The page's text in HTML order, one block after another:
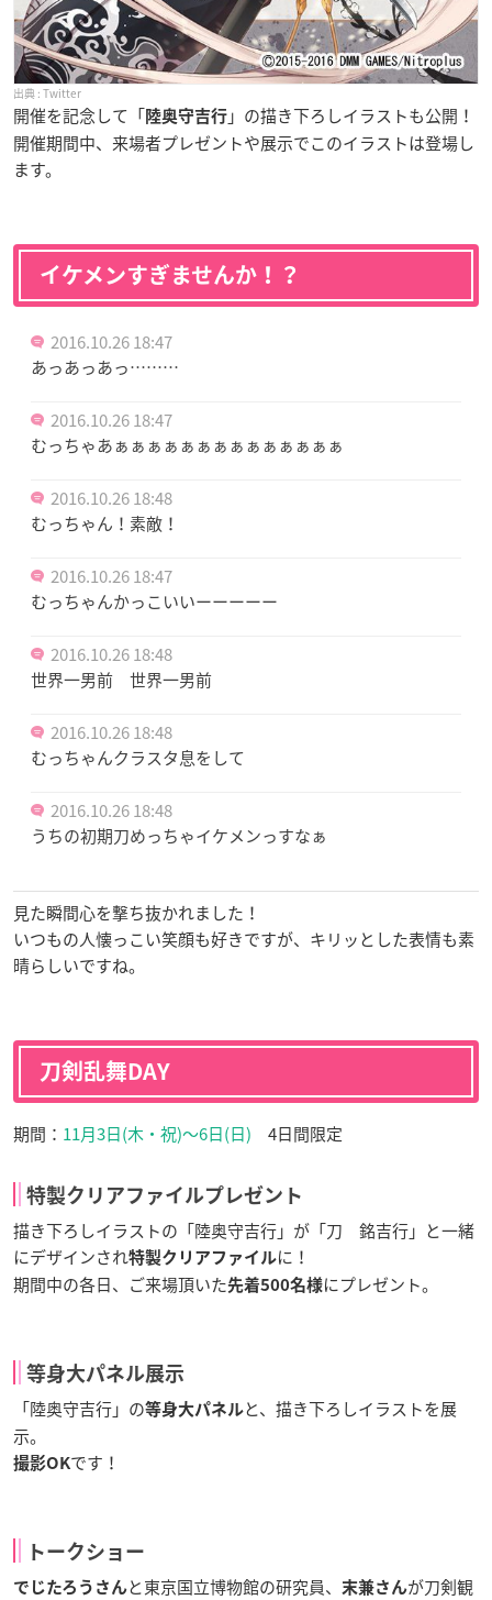
Twitter
開催を記念して「陸奥守吉行 」の描き下ろしイラストも公開！
開催期間中、来場者プレゼントや展示でこのイラストは登場し
ます。
イケメンすぎませんか！？
2016.10.26 18:47
あっあっあっ………
2016.10.26 18:47
むっちゃあぁぁぁぁぁぁぁぁぁぁぁぁぁぁ
2016.10.26 18:48
むっちゃん！素敵！
2016.10.26 18:47
むっちゃんかっこいいーーーーー
2016.10.26 18:48
世界一男前 世界一男前
2016.10.26 18:48
むっちゃんクラスタ息をして
2016.10.26 18:48
うちの初期刀めっちゃイケメンっすなぁ
見た瞬間心を撃ち抜かれました！
いつもの人懐っこい笑顔も好きですが、キリッとした表情も素
晴らしいですね。
刀剣乱舞DAY
期間： 11月3日(木・祝)〜6日(日) 4日間限定
特製クリアファイルプレゼント
描き下ろしイラストの「陸奥守吉行」が「刀 銘吉行」と一緒
にデザインされ特製クリアファイルに！
期間中の各日、ご来場頂いた先着500名様にプレゼント。
等身大パネル展示
「陸奥守吉行」の等身大パネルと、描き下ろしイラストを展
示。
撮影OKです！
トークショー
でじたろうさんと東京国立博物館の研究員、 末兼さんが刀剣観